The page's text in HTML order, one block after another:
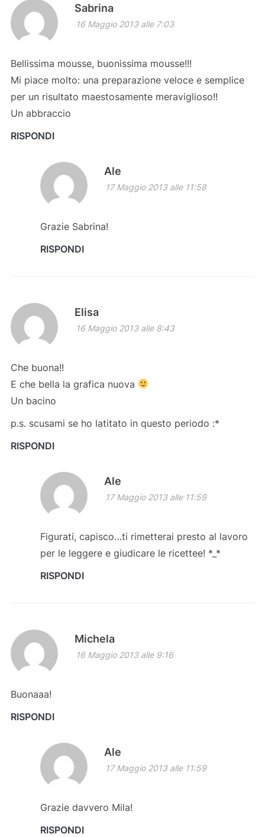
Sabrina
16 Maggio 2013 alle 7:03
Bellissima mousse, buonissima mousse!!!
Mi piace molto: una preparazione veloce e semplice
per un risultato maestosamente meraviglioso!!
Un abbraccio
RISPONDI
Ale
17 Maggio 2013 alle 11:58
Grazie Sabrina!
RISPONDI
Elisa
16 Maggio 2013 alle 8:43
Che buona!!
E che bella la grafica nuova
Un bacino
p.s. scusami se ho latitato in questo periodo :*
RISPONDI
Ale
17 Maggio 2013 alle 11:59
Figurati, capisco…ti rimetterai presto al lavoro
per le leggere e giudicare le ricettee! *_*
RISPONDI
Michela
16 Maggio 2013 alle 9:16
Buonaaa!
RISPONDI
Ale
17 Maggio 2013 alle 11:59
Grazie davvero Mila!
RISPONDI